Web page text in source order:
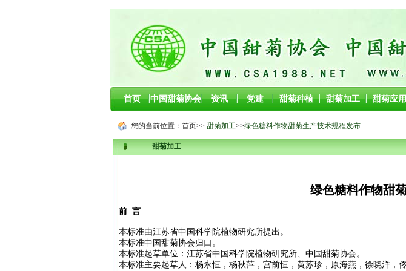
首页 中国甜菊协会 资讯 党建 甜菊种植 甜菊加工 甜菊应用
您的当前位置： 首页>> 甜菊加工>>绿色糖料作物甜菊生产技术规程发布
甜菊加工
绿色糖料作物甜
前 言
本标准由江苏省中国科学院植物研究所提出。
本标准中国甜菊协会归口。
本标准起草单位：江苏省中国科学院植物研究所、中国甜菊协会。
本标准主要起草人：杨永恒，杨秋萍，宫前恒，黄苏珍，原海燕，徐晓洋，